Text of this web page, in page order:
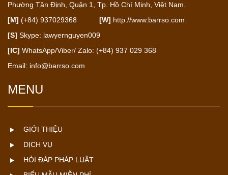
Phường Tân Định, Quận 1, Tp. Hồ Chí Minh, Việt Nam.
[M] (+84) 937029368 [W] http://www.barrso.com
[S] Skype: lawyernguyen009
[IC] WhatsApp/Viber/ Zalo: (+84) 937 029 368
Email: info@barrso.com
MENU
GIỚI THIỆU
DỊCH VỤ
HỎI ĐÁP PHÁP LUẬT